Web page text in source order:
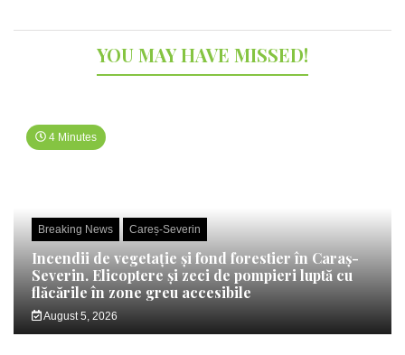
YOU MAY HAVE MISSED!
4 Minutes
Breaking News Careș-Severin
Incendii de vegetație și fond forestier în Caraș-
Severin. Elicoptere și zeci de pompieri luptă cu
flăcările în zone greu accesibile
August 5, 2026